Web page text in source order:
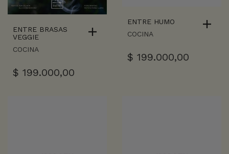
ENTRE BRASAS
VEGGIE
COCINA
$ 199.000,00
ENTRE HUMO
COCINA
$ 199.000,00